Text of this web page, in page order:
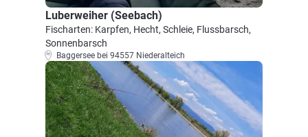
Luberweiher (Seebach)
Fischarten: Karpfen, Hecht, Schleie, Flussbarsch,
Sonnenbarsch
Baggersee bei 94557 Niederalteich